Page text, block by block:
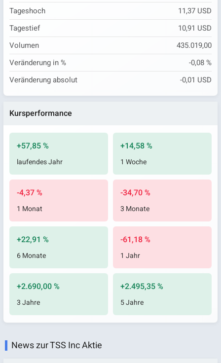
Tageshoch
11,37 USD
Tagestief
10,91 USD
Volumen
435.019,00
Veränderung in %
-0,08 %
Veränderung absolut
-0,01 USD
Kursperformance
+57,85 %
laufendes Jahr
+14,58 %
1 Woche
-4,37 %
1 Monat
-34,70 %
3 Monate
+22,91 %
6 Monate
-61,18 %
1 Jahr
+2.690,00 %
3 Jahre
+2.495,35 %
5 Jahre
News zur TSS Inc Aktie